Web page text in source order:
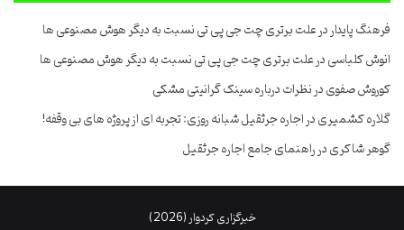
فرهنگ پایداردرعلت برتری چت جی پی تی نسبت به دیگر هوش مصنوعی ها
انوش کلباسیدرعلت برتری چت جی پی تی نسبت به دیگر هوش مصنوعی ها
کوروش صفویدرنظرات درباره سینک گرانیتی مشکی
گلاره کشمیریدراجاره جرثقیل شبانه روزی: تجربه ای از پروژه های بی وقفه!
گوهر شاکریدرراهنمای جامع اجاره جرثقیل
خبرگزاری کردوار (2026)